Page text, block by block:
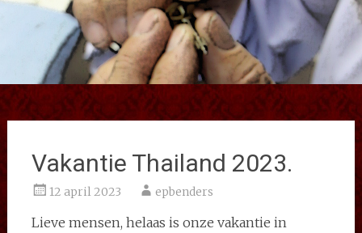
Vakantie Thailand 2023.
12 april 2023 epbenders
Lieve mensen, helaas is onze vakantie in